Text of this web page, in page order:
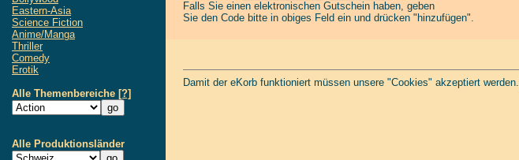
Eastern-Asia
Science Fiction
Anime/Manga
Thriller
Comedy
Erotik
Alle Themenbereiche [?]
Alle Produktionsländer
Falls Sie einen elektronischen Gutschein haben, geben
Sie den Code bitte in obiges Feld ein und drücken "hinzufügen".
Damit der eKorb funktioniert müssen unsere "Cookies" akzeptiert werden.